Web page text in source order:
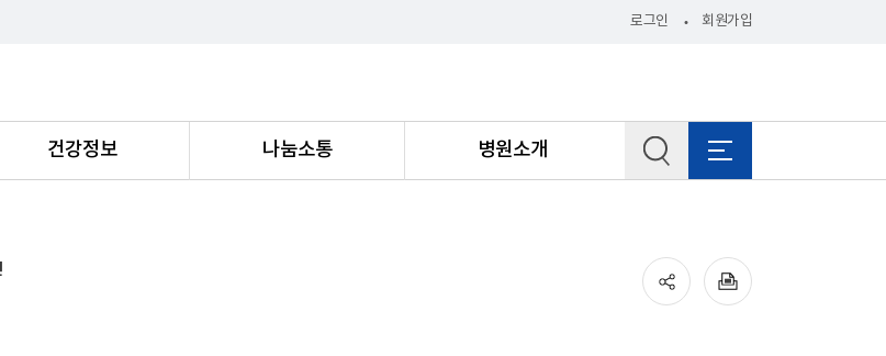
로그인 회원가입
건강정보 나눔소통 병원소개